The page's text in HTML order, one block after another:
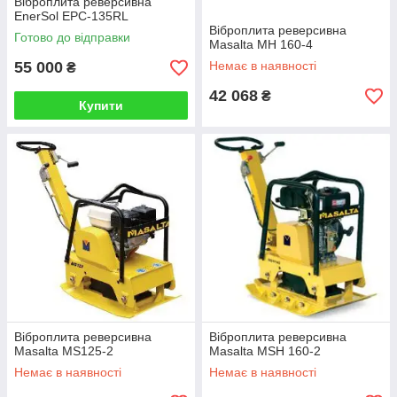
EnerSol EPC-135RL
Готово до відправки
55 000 ₴
Купити
Віброплита реверсивна
Masalta MH 160-4
Немає в наявності
42 068 ₴
Віброплита реверсивна
Masalta MS125-2
Немає в наявності
Віброплита реверсивна
Masalta MSH 160-2
Немає в наявності